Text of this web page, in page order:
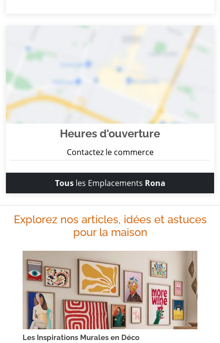
Heures d'ouverture
Contactez le commerce
Tousles Emplacements Rona
Explorez nos articles, idées et astuces
pour la maison
Les Inspirations Murales en Déco